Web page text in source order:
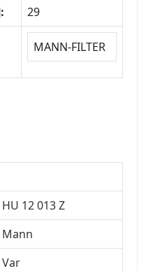
29
MANN-FILTER
HU 12 013 Z
Mann
Var